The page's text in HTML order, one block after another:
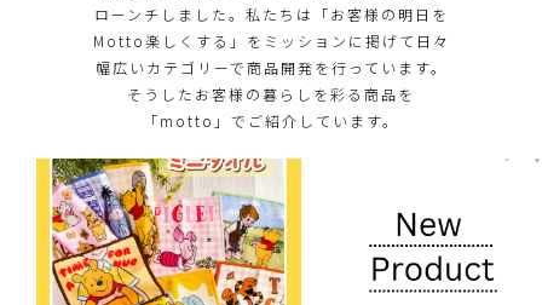
ローンチしました。私たちは「お客様の明日を
Motto楽しくする」をミッションに掲げて日々
幅広いカテゴリーで商品開発を行っています。
そうしたお客様の暮らしを彩る商品を
「motto」でご紹介しています。